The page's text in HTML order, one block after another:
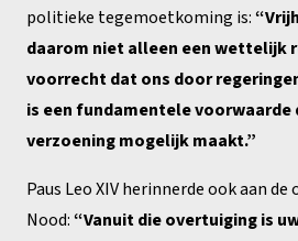
politieke tegemoetkoming is:
daarom niet alleen een wettelijk
voorrecht dat ons door
is een fundamentele
verzoening mogelijk maakt.”
Paus Leo XIV herinnerde ook aan
Nood:“Vanuit die overtuiging is